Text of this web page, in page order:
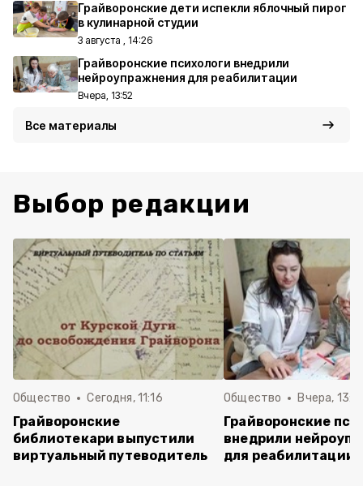
Грайворонские дети испекли яблочный пирог
в кулинарной студии
3 августа , 14:26
Грайворонские психологи внедрили
нейроупражнения для реабилитации
Вчера, 13:52
Все материалы
Выбор редакции
Общество Сегодня, 11:16
Грайворонские
библиотекари выпустили
виртуальный путеводитель
Общество Вчера,
Грайворонские
внедрили
для реабилитации